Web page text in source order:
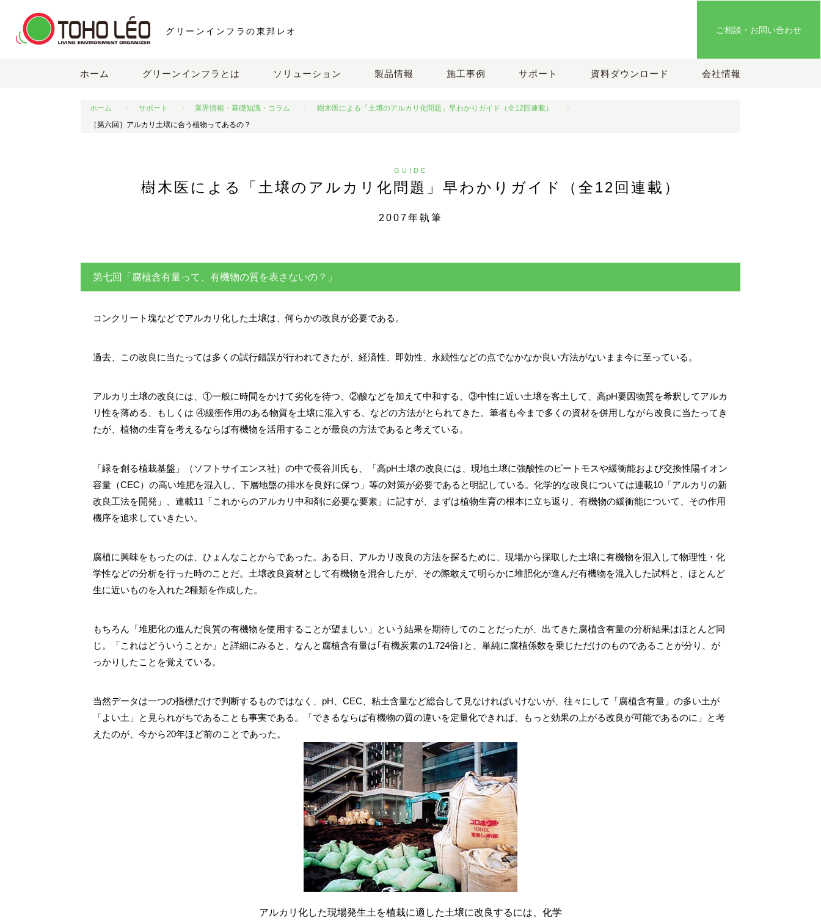
グリーンインフラの東邦レオ ご相談・お問い合わせ
ホーム グリーンインフラとは ソリューション 製品情報 施工事例 サポート 資料ダウンロード 会社情報
ホーム サポート 業界情報・基礎知識・コラム
樹木医による「土壌のアルカリ化問題」早わかりガイド（全12回連載）
［第六回］アルカリ土壌に合う植物ってあるの？
GUIDE
樹木医による「土壌のアルカリ化問題」早わかりガイド（全12回連載）
2007年執筆
第七回「腐植含有量って、有機物の質を表さないの？」
コンクリート塊などでアルカリ化した土壌は、何らかの改良が必要である。
過去、この改良に当たっては多くの試行錯誤が行われてきたが、経済性、即効性、永続性などの点でなかなか良い方法がないまま今に至っている。
アルカリ土壌の改良には、①一般に時間をかけて劣化を待つ、②酸などを加えて中和する、③中性に近い土壌を客土して、高pH要因物質を希釈してアルカ
リ性を薄める、もしくは ④緩衝作用のある物質を土壌に混入する、などの方法がとられてきた。筆者も今まで多くの資材を併用しながら改良に当たってき
たが、植物の生育を考えるならば有機物を活用することが最良の方法であると考えている。
「緑を創る植栽基盤」（ソフトサイエンス社）の中で長谷川氏も、「高pH土壌の改良には、現地土壌に強酸性のピートモスや緩衝能および交換性陽イオン
容量（CEC）の高い堆肥を混入し、下層地盤の排水を良好に保つ」等の対策が必要であると明記している。化学的な改良については連載10「アルカリの新
改良工法を開発」、連載11「これからのアルカリ中和剤に必要な要素」に記すが、まずは植物生育の根本に立ち返り、有機物の緩衝能について、その作用
機序を追求していきたい。
腐植に興味をもったのは、ひょんなことからであった。ある日、アルカリ改良の方法を探るために、現場から採取した土壌に有機物を混入して物理性・化
学性などの分析を行った時のことだ。土壌改良資材として有機物を混合したが、その際敢えて明らかに堆肥化が進んだ有機物を混入した試料と、ほとんど
生に近いものを入れた2種類を作成した。
もちろん「堆肥化の進んだ良質の有機物を使用することが望ましい」という結果を期待してのことだったが、出てきた腐植含有量の分析結果はほとんど同
じ。「これはどういうことか」と詳細にみると、なんと腐植含有量は｢有機炭素の1.724倍｣と、単純に腐植係数を乗じただけのものであることが分り、が
っかりしたことを覚えている。
当然データは一つの指標だけで判断するものではなく、pH、CEC、粘土含量など総合して見なければいけないが、往々にして「腐植含有量」の多い土が
「よい土」と見られがちであることも事実である。「できるならば有機物の質の違いを定量化できれば、もっと効果の上がる改良が可能であるのに」と考
えたのが、今から20年ほど前のことであった。
アルカリ化した現場発生土を植栽に適した土壌に改良するには、化学